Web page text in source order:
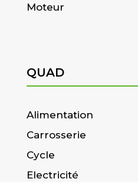
Moteur
QUAD
Alimentation
Carrosserie
Cycle
Electricité